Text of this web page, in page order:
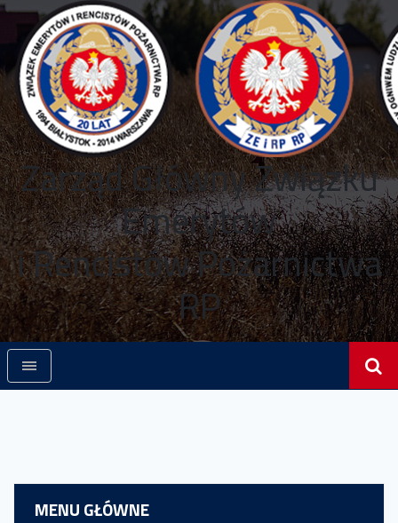
Zarząd Główny Związku
Emerytów
i Rencistów Pożarnictwa
RP
MENU GŁÓWNE